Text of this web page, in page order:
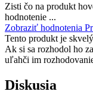
Zisti čo na produkt
hodnotenie ...
Zobraziť hodnotenia
Tento produkt je
Ak si sa rozhodol ho
uľahči im
Diskusia